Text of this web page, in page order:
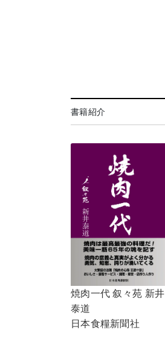
書籍紹介
焼肉一代 叙々苑 新井
泰道
日本食糧新聞社